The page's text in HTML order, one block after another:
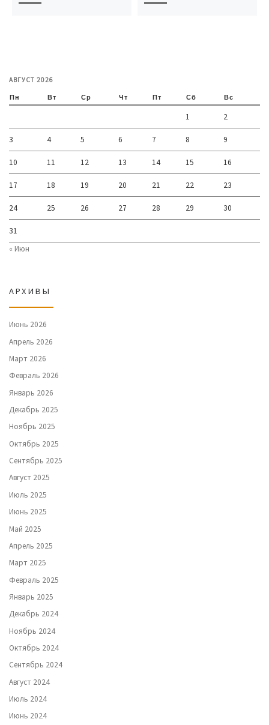
АВГУСТ 2026
Пн Вт Ср Чт Пт Сб Вс
1 2
3 4 5 6 7 8 9
10 11 12 13 14 15 16
17 18 19 20 21 22 23
24 25 26 27 28 29 30
31
« Июн
АРХИВЫ
Июнь 2026
Апрель 2026
Март 2026
Февраль 2026
Январь 2026
Декабрь 2025
Ноябрь 2025
Октябрь 2025
Сентябрь 2025
Август 2025
Июль 2025
Июнь 2025
Май 2025
Апрель 2025
Март 2025
Февраль 2025
Январь 2025
Декабрь 2024
Ноябрь 2024
Октябрь 2024
Сентябрь 2024
Август 2024
Июль 2024
Июнь 2024